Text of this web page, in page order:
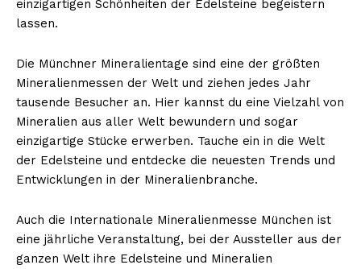
einzigartigen Schönheiten der Edelsteine begeistern
lassen.
Die Münchner Mineralientage sind eine der größten
Mineralienmessen der Welt und ziehen jedes Jahr
tausende Besucher an. Hier kannst du eine Vielzahl von
Mineralien aus aller Welt bewundern und sogar
einzigartige Stücke erwerben. Tauche ein in die Welt
der Edelsteine und entdecke die neuesten Trends und
Entwicklungen in der Mineralienbranche.
Auch die Internationale Mineralienmesse München ist
eine jährliche Veranstaltung, bei der Aussteller aus der
ganzen Welt ihre Edelsteine und Mineralien